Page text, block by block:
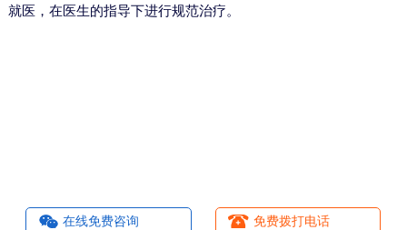
就医，在医生的指导下进行规范治疗。
在线免费咨询 免费拨打电话